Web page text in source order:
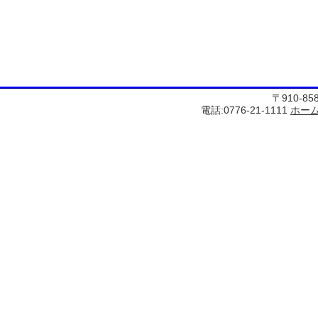
〒910-
電話:0776-21-1111 ホー